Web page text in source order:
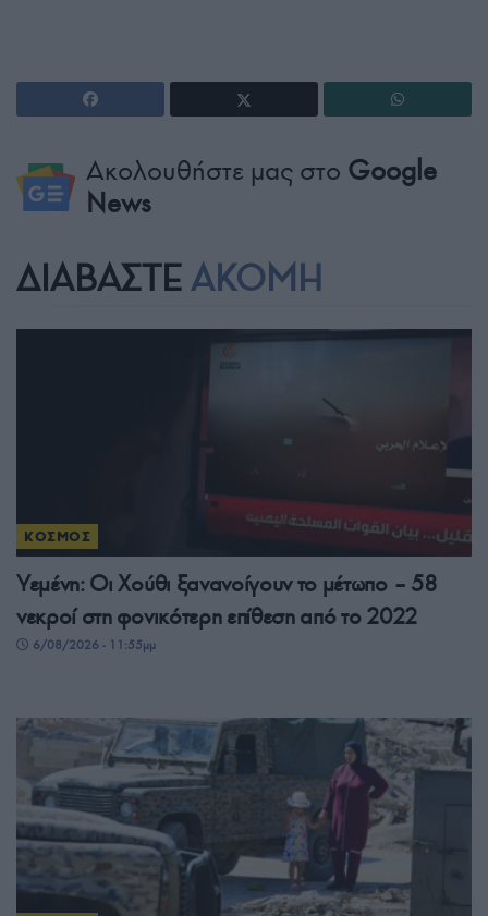
Ακολουθήστε μας στο Google
News
ΔΙΑΒΑΣΤΕ ΑΚΟΜΗ
ΚΟΣΜΟΣ
Υεμένη: Οι Χούθι ξανανοίγουν το μέτωπο – 58
νεκροί στη φονικότερη επίθεση από το 2022
6/08/2026 - 11:55μμ